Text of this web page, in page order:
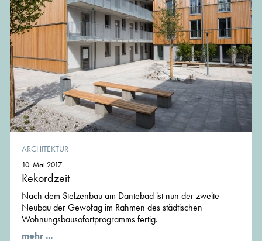
ARCHITEKTUR
10. Mai 2017
Rekordzeit
Nach dem Stelzenbau am Dantebad ist nun der zweite
Neubau der Gewofag im Rahmen des städtischen
Wohnungsbausofortprogramms fertig.
mehr ...